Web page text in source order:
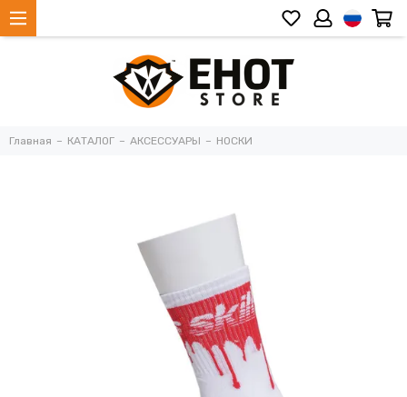
Главная КАТАЛОГ АКСЕССУАРЫ НОСКИ